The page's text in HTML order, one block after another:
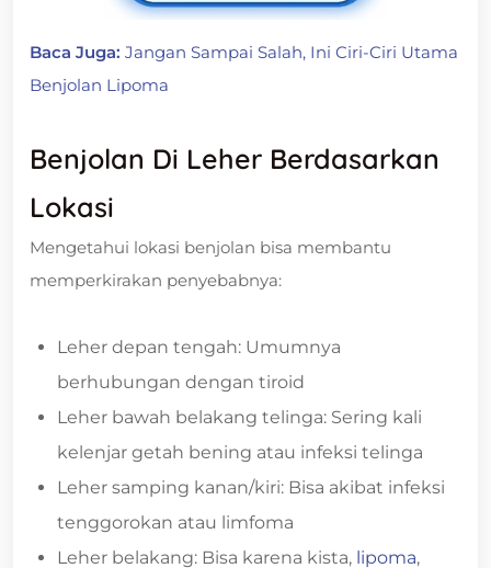
Baca Juga: Jangan Sampai Salah, Ini Ciri-Ciri Utama
Benjolan Lipoma
Benjolan Di Leher Berdasarkan
Lokasi
Mengetahui lokasi benjolan bisa membantu
memperkirakan penyebabnya:
Leher depan tengah: Umumnya
berhubungan dengan tiroid
Leher bawah belakang telinga: Sering kali
kelenjar getah bening atau infeksi telinga
Leher samping kanan/kiri: Bisa akibat infeksi
tenggorokan atau limfoma
Leher belakang: Bisa karena kista, lipoma,